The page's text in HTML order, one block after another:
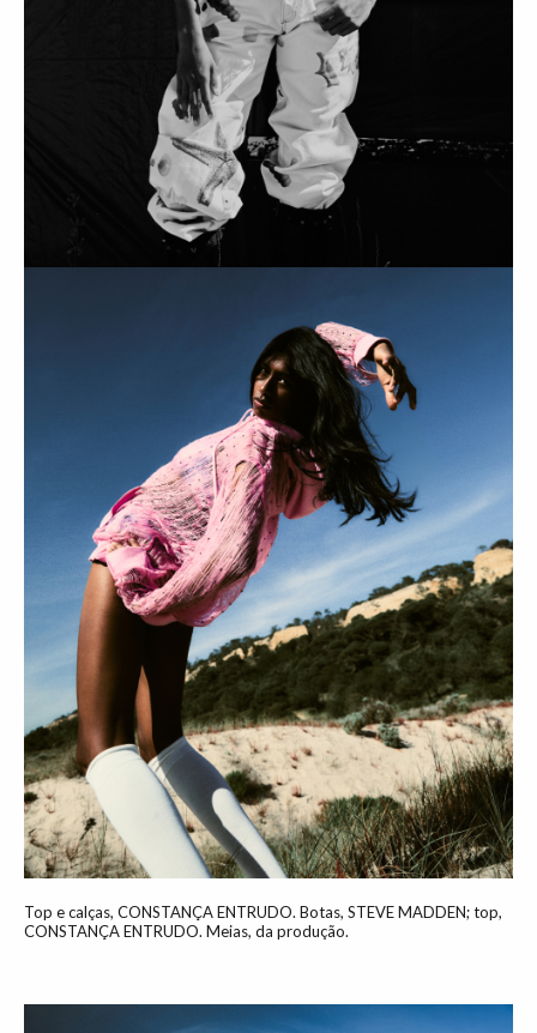
Top e calças, CONSTANÇA ENTRUDO. Botas, STEVE MADDEN; top,
CONSTANÇA ENTRUDO. Meias, da produção.